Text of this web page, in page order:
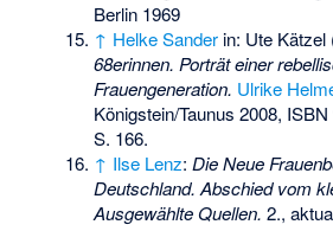
Berlin 1969
↑ Helke Sander in: Ute
68erinnen. Porträt einer
Frauengeneration. Ulrike
Königstein/Taunus 2008, ISBN
S. 166.
↑ Ilse Lenz:Die Neue
Deutschland. Abschied vom
Ausgewählte Quellen. 2.,